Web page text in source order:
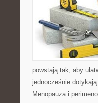
powstają tak, aby
jednocześnie
Menopauza i